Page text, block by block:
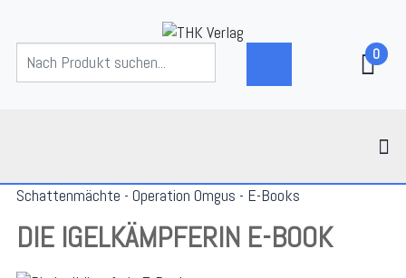
0
Schattenmächte - Operation Omgus - E-Books
DIE IGELKÄMPFERIN E-BOOK